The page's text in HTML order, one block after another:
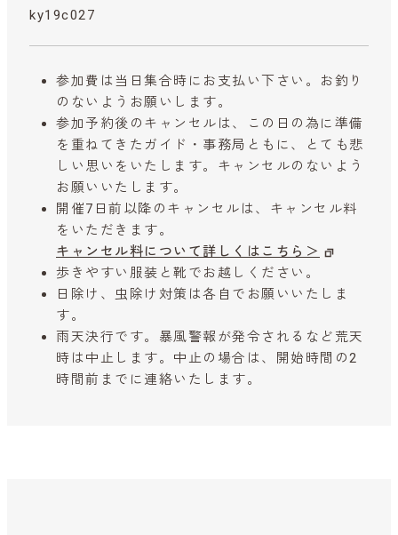
ky19c027
参加費は当日集合時にお支払い下さい。お釣り
のないようお願いします。
参加予約後のキャンセルは、この日の為に準備
を重ねてきたガイド・事務局ともに、とても悲
しい思いをいたします。キャンセルのないよう
お願いいたします。
開催7日前以降のキャンセルは、キャンセル料
をいただきます。
キャンセル料について詳しくはこちら＞
歩きやすい服装と靴でお越しください。
日除け、虫除け対策は各自でお願いいたしま
す。
雨天決行です。暴風警報が発令されるなど荒天
時は中止します。中止の場合は、開始時間の2
時間前までに連絡いたします。